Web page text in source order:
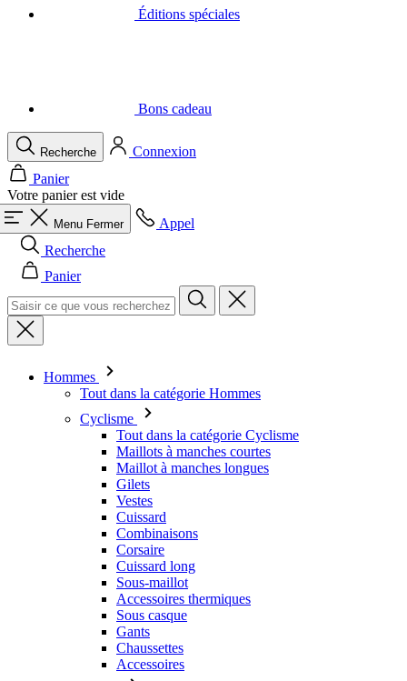
Éditions spéciales
Bons cadeau
Recherche
Connexion
Panier
Votre panier est vide
Menu Fermer
Appel
Recherche
Panier
Hommes
Tout dans la catégorie Hommes
Cyclisme
Tout dans la catégorie Cyclisme
Maillots à manches courtes
Maillot à manches longues
Gilets
Vestes
Cuissard
Combinaisons
Corsaire
Cuissard long
Sous-maillot
Accessoires thermiques
Sous casque
Gants
Chaussettes
Accessoires